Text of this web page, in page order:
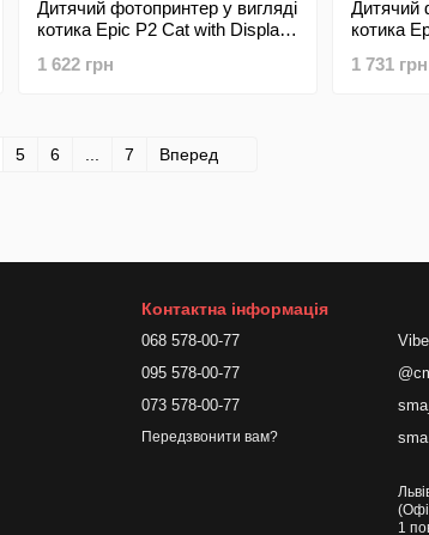
Дитячий фотопринтер у вигляді
котика Epic P2 Cat with Display
1 622 грн
Дитячий
котика
1 731 грн
5 6 7 Вперед
Контактна інформація
068 578-00-77
095 578-00-77
073 578-00-77
Передзвонити вам?
1